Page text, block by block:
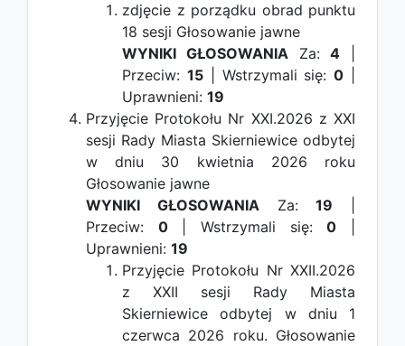
zdjęcie z porządku obrad punktu
18 sesji Głosowanie jawne
WYNIKI GŁOSOWANIAZa:4
Przeciw: 15| Wstrzymali się:0
Uprawnieni: 19
Przyjęcie Protokołu Nr XXI.2026 z XXI
sesji Rady Miasta Skierniewice odbytej
w dniu 30 kwietnia 2026 roku
Głosowanie jawne
WYNIKI GŁOSOWANIAZa:19
Przeciw: 0| Wstrzymali się:0
Uprawnieni: 19
Przyjęcie Protokołu Nr XXII.2026
z XXII sesji Rady Miasta
Skierniewice odbytej w dniu 1
czerwca 2026 roku. Głosowanie